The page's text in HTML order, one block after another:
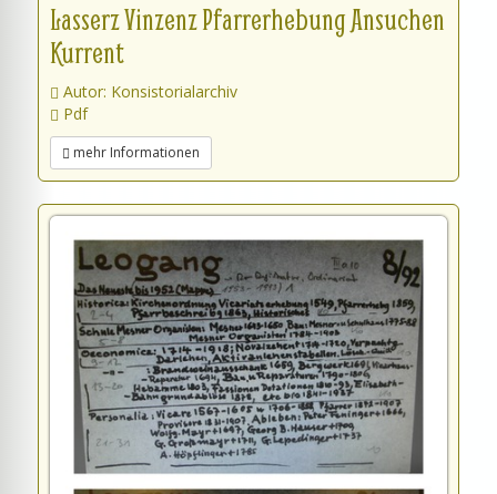
Lasserz Vinzenz Pfarrerhebung Ansuchen
Kurrent
Autor: Konsistorialarchiv
Pdf
mehr Informationen